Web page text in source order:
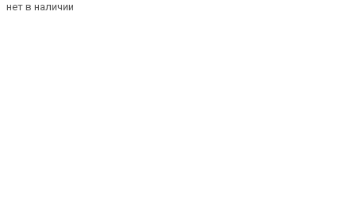
нет в наличии